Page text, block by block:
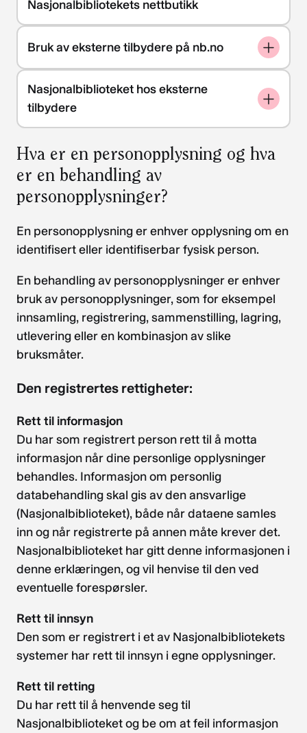
Nasjonalbibliotekets nettbutikk
Bruk av eksterne tilbydere på nb.no
Nasjonalbiblioteket hos eksterne
tilbydere
Hva er en personopplysning og hva
er en behandling av
personopplysninger?
En personopplysning er enhver opplysning om en
identifisert eller identifiserbar fysisk person.
En behandling av personopplysninger er enhver
bruk av personopplysninger, som for eksempel
innsamling, registrering, sammenstilling, lagring,
utlevering eller en kombinasjon av slike
bruksmåter.
Den registrertes rettigheter:
Rett til informasjon
Du har som registrert person rett til å motta
informasjon når dine personlige opplysninger
behandles. Informasjon om personlig
databehandling skal gis av den ansvarlige
(Nasjonalbiblioteket), både når dataene samles
inn og når registrerte på annen måte krever det.
Nasjonalbiblioteket har gitt denne informasjonen i
denne erklæringen, og vil henvise til den ved
eventuelle forespørsler.
Rett til innsyn
Den som er registrert i et av Nasjonalbibliotekets
systemer har rett til innsyn i egne opplysninger.
Rett til retting
Du har rett til å henvende seg til
Nasjonalbiblioteket og be om at feil informasjon